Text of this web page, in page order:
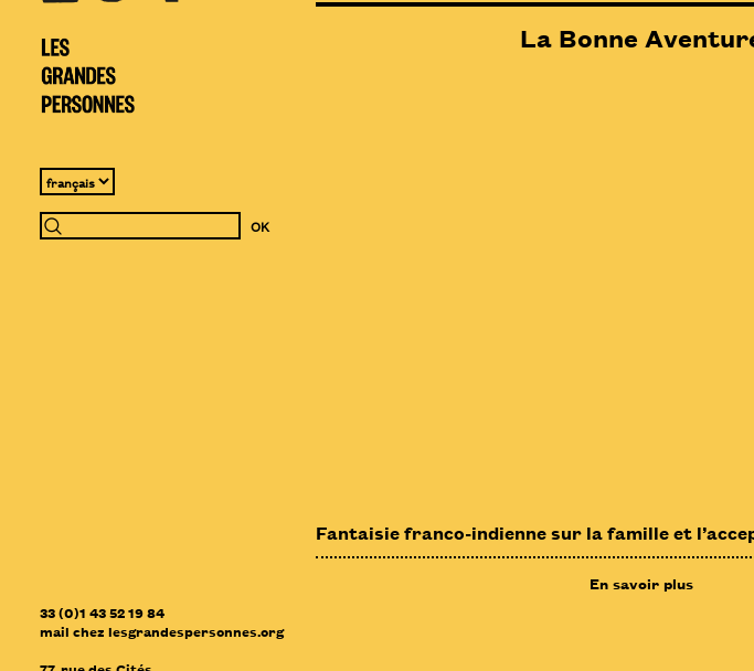
33 (0)1 43 52 19 84
mail chez lesgrandespersonnes.org
La Bonne
Fantaisie franco-indienne sur la famille et
En savoir plus